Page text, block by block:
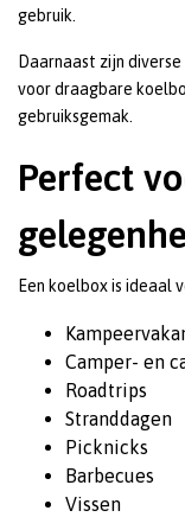
gebruik.
Daarnaast zijn
voor draagbare
gebruiksgemak.
Perfect
Een koelbox is ideaal
Camper- en
Roadtrips
Stranddagen
Picknicks
Barbecues
Vissen